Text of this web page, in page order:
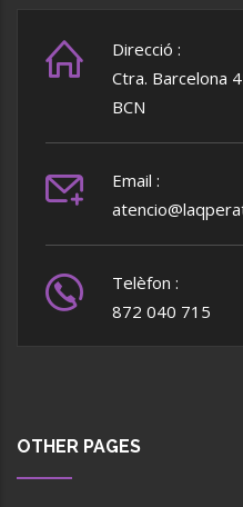
Direcció :
Ctra. Barcelona
BCN
Email :
Telèfon :
872 040 715
OTHER PAGES